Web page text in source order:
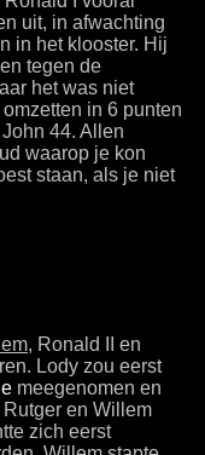
uit, in afwachting
in het klooster. Hij
tegen de
het was niet
in 6 punten
44. Allen
waarop je kon
staan, als je niet
, Ronald II en
Lody zou eerst
meegenomen en
en Willem
zich eerst